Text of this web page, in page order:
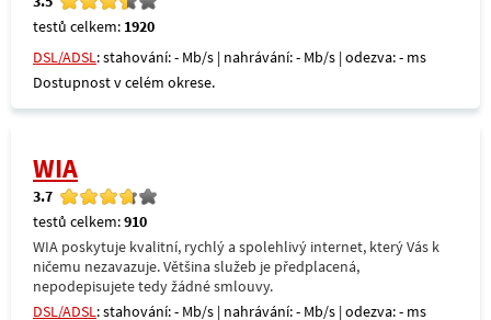
testů celkem: 1920
DSL/ADSL: stahování: - Mb/s | nahrávání: - Mb/s | odezva: - ms
Dostupnost v celém okrese.
WIA
3.7
testů celkem:910
WIA poskytuje kvalitní, rychlý a spolehlivý internet, který Vás k
ničemu nezavazuje. Většina služeb je předplacená,
nepodepisujete tedy žádné smlouvy.
DSL/ADSL: stahování: - Mb/s | nahrávání: - Mb/s | odezva: - ms